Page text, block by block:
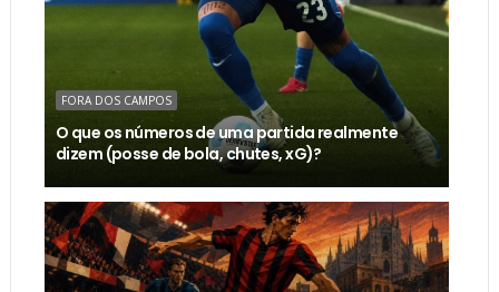
FORA DOS CAMPOS
O que os números de uma partida realmente
dizem (posse de bola, chutes, xG)?